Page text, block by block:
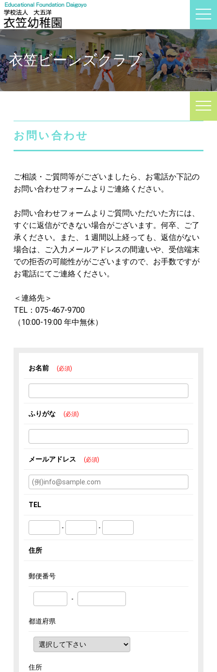
t
o
e
n
a
v
i
a
t
i
n
衣笠ビーンズクラブ
お問い合わせ
ご相談・ご質問等がございましたら、お電話か下記の
お問い合わせフォームよりご連絡ください。
お問い合わせフォームよりご質問いただいた方には、
すぐに返信ができない場合がございます。何卒、ご了
承ください。また、１週間以上経っても、返信がない
場合は、ご入力メールアドレスの間違いや、受信端末
での拒否の可能性ががございますので、お手数ですが
お電話にてご連絡ください。
＜連絡先＞
TEL：075-467-9700
（10:00-19:00 年中無休）
お名前 (必須)
ふりがな (必須)
メールアドレス (必須)
TEL
- -
住所
郵便番号
-
都道府県
住所